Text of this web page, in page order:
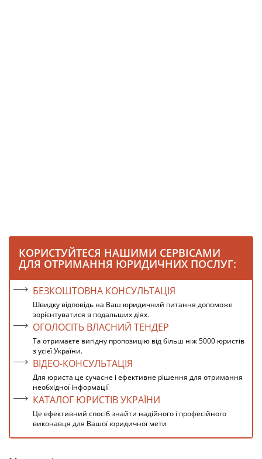
КОРИСТУЙТЕСЯ НАШИМИ СЕРВІСАМИ
ДЛЯ ОТРИМАННЯ ЮРИДИЧНИХ ПОСЛУГ:
БЕЗКОШТОВНА КОНСУЛЬТАЦІЯ
Швидку відповідь на Ваш юридичний питання допоможе
зорієнтуватися в подальших діях.
ОГОЛОСІТЬ ВЛАСНИЙ ТЕНДЕР
Та отримаєте вигідну пропозицію від більш ніж 5000 юристів
з усієї України.
ВІДЕО-КОНСУЛЬТАЦІЯ
Для юриста це сучасне і ефективне рішення для отримання
необхідної інформації
КАТАЛОГ ЮРИСТІВ УКРАЇНИ
Це ефективний спосіб знайти надійного і професійного
виконавця для Вашої юридичної мети